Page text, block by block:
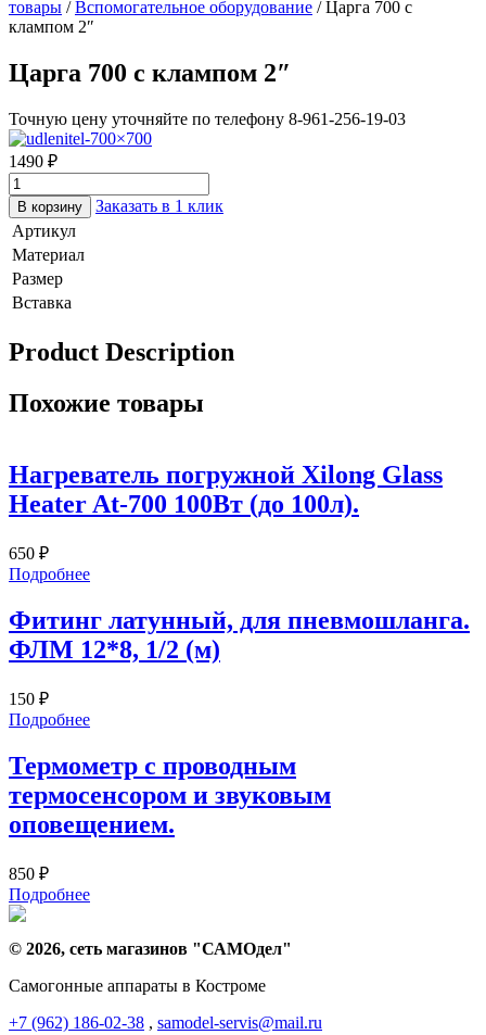
товары /Вспомогательное оборудование / Царга 700 с
клампом 2″
Царга 700 с клампом 2″
Точную цену уточняйте по телефону 8-961-256-19-03
1490 ₽
В корзину
Заказать в 1 клик
Артикул
Материал
Размер
Вставка
Product Description
Похожие товары
Нагреватель погружной Xilong Glass
Heater At-700 100Вт (до 100л).
650 ₽
Подробнее
Фитинг латунный, для пневмошланга.
ФЛМ 12*8, 1/2 (м)
150 ₽
Подробнее
Термометр с проводным
термосенсором и звуковым
оповещением.
850 ₽
Подробнее
© 2026, сеть магазинов "САМОдел"
Самогонные аппараты в Костроме
+7 (962) 186-02-38 , samodel-servis@mail.ru